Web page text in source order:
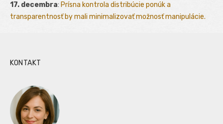
17. decembra: Prísna kontrola distribúcie ponúk a
transparentnosť by mali minimalizovať možnosť manipulácie.
KONTAKT